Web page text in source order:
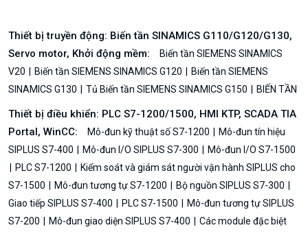
Thiết bị truyền động: Biến tần SINAMICS G110/G120/G130,
Servo motor, Khởi động mềm:
Biến tần SIEMENS SINAMICS
V20
Biến tần SIEMENS SINAMICS G120
Biến tần SIEMENS
SINAMICS G130
Tủ Biến tần SIEMENS SINAMICS G150 BIẾN TẦN
Thiết bị điều khiển: PLC S7-1200/1500, HMI KTP, SCADA TIA
Portal, WinCC:
Mô-đun kỹ thuật số S7-1200
Mô-đun tín hiệu
SIPLUS S7-400
Mô-đun I/O SIPLUS S7-300
Mô-đun I/O S7-1500
PLC S7-1200
Kiểm soát và giám sát người vận hành SIPLUS cho
S7-1500
Mô-đun tương tự S7-1200
Bộ nguồn SIPLUS S7-300
Giao tiếp SIPLUS S7-400
PLC S7-1500
Mô-đun tương tự SIPLUS
S7-200
Mô-đun giao diện SIPLUS S7-400
Các module đặc biệt